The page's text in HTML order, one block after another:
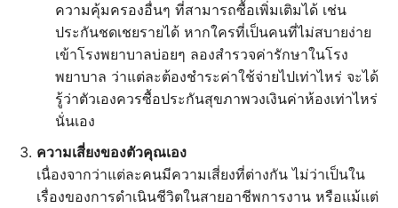
ความคุ้มครองอื่นๆ ที่สามารถซื้อเพิ่มเติมได้ เช่น
ประกันชดเชยรายได้ หากใครที่เป็นคนที่ไม่สบายง่าย
เข้าโรงพยาบาลบ่อยๆ ลองสำรวจค่ารักษาในโรง
พยาบาล ว่าแต่ละต้องชำระค่าใช้จ่ายไปเท่าไหร่ จะได้
รู้ว่าตัวเองควรซื้อประกันสุขภาพวงเงินค่าห้องเท่าไหร่
นั่นเอง
ความเสี่ยงของตัวคุณเอง
เนื่องจากว่าแต่ละคนมีความเสี่ยงที่ต่างกัน ไม่ว่าเป็นใน
เรื่องของการดำเนินชีวิตในสายอาชีพการงาน หรือแม้แต่